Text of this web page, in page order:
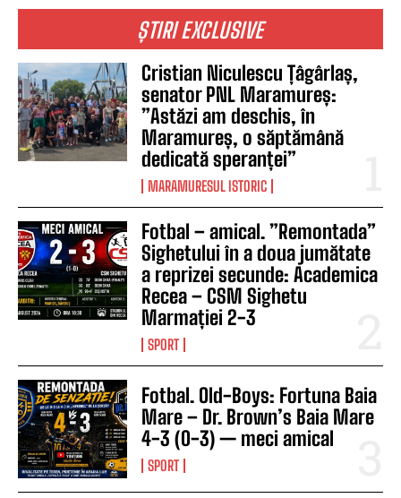
ȘTIRI EXCLUSIVE
Cristian Niculescu Țâgârlaș,
senator PNL Maramureș:
”Astăzi am deschis, în
Maramureș, o săptămână
dedicată speranței”
MARAMURESUL ISTORIC
Fotbal – amical. ”Remontada”
Sighetului în a doua jumătate
a reprizei secunde: Academica
Recea – CSM Sighetu
Marmației 2-3
SPORT
Fotbal. Old-Boys: Fortuna Baia
Mare – Dr. Brown’s Baia Mare
4-3 (0-3) — meci amical
SPORT